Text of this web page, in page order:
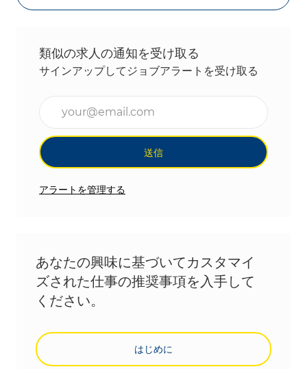
類似の求人の通知を受け取る
サインアップしてジョブアラートを受け取る
送信
アラートを管理する
あなたの興味に基づいてカスタマイ
ズされた仕事の推奨事項を入手して
ください。
はじめに